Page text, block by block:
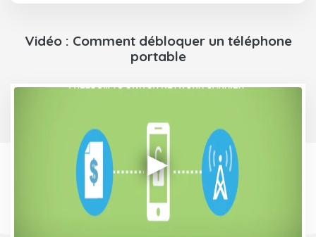
Vidéo : Comment débloquer un téléphone
portable